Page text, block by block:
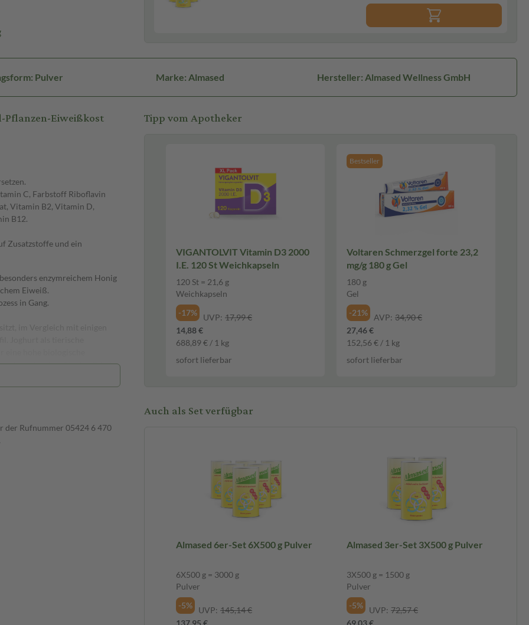
Pulver Marke: Almased Hersteller: Almased Wellness GmbH
Eiweißkost
C, Farbstoff Riboflavin
Vitamin B2, Vitamin D,
B12.
Zusatzstoffe und ein
enzymreichem Honig
Eiweiß.
in Gang.
sorgt zudem für den Erhalt
durch einen
(gut umrühren und
Fettsäuren (z.B. Raps-,
der Rufnummer 05424 6 470
Tipp vom Apotheker
VIGANTOLVIT Vitamin D3 2000
I.E. 120 St Weichkapseln
120 St = 21,6 g
Weichkapseln
-17%
UVP: 17,99 €
14,88 €
688,89 € / 1 kg
sofort lieferbar
Bestseller
Voltaren Schmerzgel forte 23,2
mg/g 180 g Gel
180 g
Gel
-21%
AVP: 34,90 €
27,46 €
152,56 € / 1 kg
sofort lieferbar
Auch als Set verfügbar
Almased 6er-Set 6X500 g Pulver
6X500 g = 3000 g
Pulver
-5%
UVP: 145,14 €
137,95 €
Almased 3er-Set 3X500 g Pulver
3X500 g = 1500 g
Pulver
-5%
UVP: 72,57 €
69,03 €